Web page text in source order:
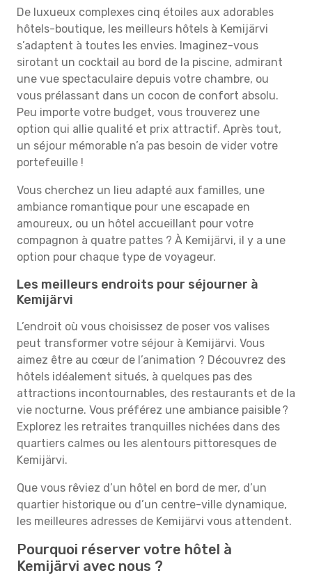
De luxueux complexes cinq étoiles aux adorables
hôtels-boutique, les meilleurs hôtels à Kemijärvi
s’adaptent à toutes les envies. Imaginez-vous
sirotant un cocktail au bord de la piscine, admirant
une vue spectaculaire depuis votre chambre, ou
vous prélassant dans un cocon de confort absolu.
Peu importe votre budget, vous trouverez une
option qui allie qualité et prix attractif. Après tout,
un séjour mémorable n’a pas besoin de vider votre
portefeuille !
Vous cherchez un lieu adapté aux familles, une
ambiance romantique pour une escapade en
amoureux, ou un hôtel accueillant pour votre
compagnon à quatre pattes ? À Kemijärvi, il y a une
option pour chaque type de voyageur.
Les meilleurs endroits pour séjourner à
Kemijärvi
L’endroit où vous choisissez de poser vos valises
peut transformer votre séjour à Kemijärvi. Vous
aimez être au cœur de l’animation ? Découvrez des
hôtels idéalement situés, à quelques pas des
attractions incontournables, des restaurants et de la
vie nocturne. Vous préférez une ambiance paisible ?
Explorez les retraites tranquilles nichées dans des
quartiers calmes ou les alentours pittoresques de
Kemijärvi.
Que vous rêviez d’un hôtel en bord de mer, d’un
quartier historique ou d’un centre-ville dynamique,
les meilleures adresses de Kemijärvi vous attendent.
Pourquoi réserver votre hôtel à
Kemijärvi avec nous ?